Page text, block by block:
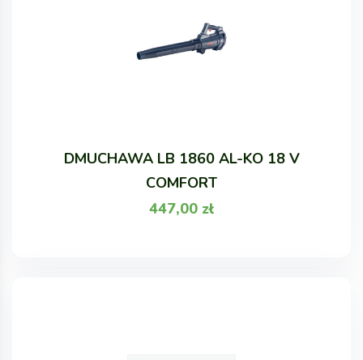
DMUCHAWA LB 1860 AL-KO 18 V
COMFORT
447,00 zł